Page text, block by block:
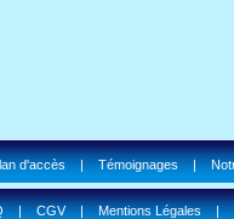
d'accès|Témoignages|
|CGV|Mentions Légales|